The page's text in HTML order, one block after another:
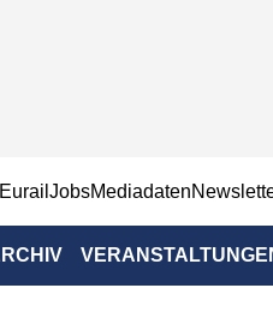
EurailJobsMediadaten